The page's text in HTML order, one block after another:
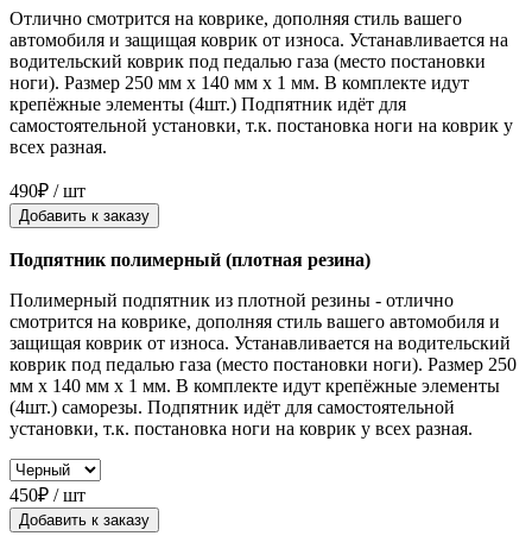
Отлично смотрится на коврике, дополняя стиль вашего
автомобиля и защищая коврик от износа. Устанавливается на
водительский коврик под педалью газа (место постановки
ноги). Размер 250 мм x 140 мм x 1 мм. В комплекте идут
крепёжные элементы (4шт.) Подпятник идёт для
самостоятельной установки, т.к. постановка ноги на коврик у
всех разная.
490₽ / шт
Добавить к заказу
Подпятник полимерный (плотная резина)
Полимерный подпятник из плотной резины - отлично
смотрится на коврике, дополняя стиль вашего автомобиля и
защищая коврик от износа. Устанавливается на водительский
коврик под педалью газа (место постановки ноги). Размер 250
мм x 140 мм x 1 мм. В комплекте идут крепёжные элементы
(4шт.) саморезы. Подпятник идёт для самостоятельной
установки, т.к. постановка ноги на коврик у всех разная.
450₽ / шт
Добавить к заказу